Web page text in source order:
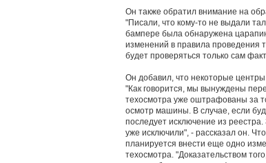
Он также обратил внимание на
"Писали, что кому-то не выдали
бампере была обнаружена
изменений в правила проведения
будет проверяться только сам
Он добавил, что некоторые
"Как говорится, мы вынуждены
техосмотра уже оштрафованы за
осмотр машины. В случае, если
последует исключение из
уже исключили", - рассказал он.
планируется внести еще одно
техосмотра. "Доказательством